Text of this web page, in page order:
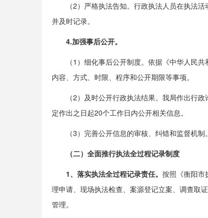
（2）严格执法告知。行政执法人员在执法
并及时记录。
4.加强事后公开。
（1）细化事后公开制度。依据《中华人民
内容、方式、时限、程序和公开期限等事项。
（2）及时公开行政执法结果。我局作出行
定作出之日起20个工作日内公开相关信息。
（3）完善公开信息的审核、纠错和监督机
（二） 全面推行执法全过程记录制度
1、落实执法全过程记录责任。 按照《衡阳市
理申请、现场执法检查、案源登记立案、调查取
管理。